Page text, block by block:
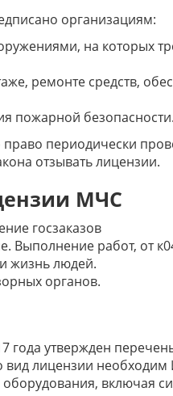
организациям:
на которых
ремонте средств,
пожарной безопасности.
периодически
отзывать лицензии.
МЧС
госзаказов
работ, от
жизнь людей.
органов.
года утвержден
вид лицензии
включая